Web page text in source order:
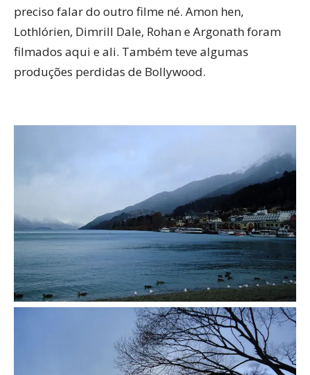
preciso falar do outro filme né. Amon hen,
Lothlórien, Dimrill Dale, Rohan e Argonath foram
filmados aqui e ali. Também teve algumas
produções perdidas de Bollywood.